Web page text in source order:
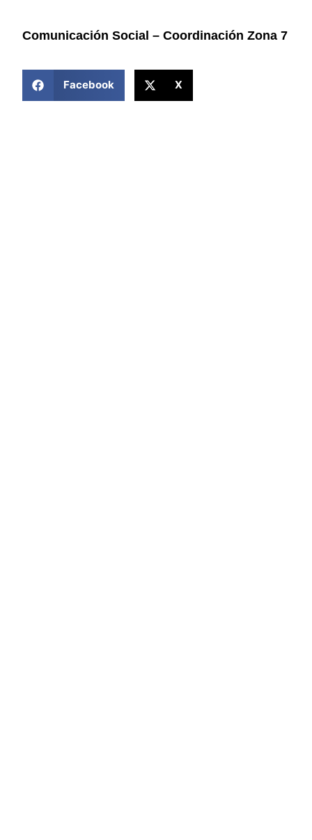
Comunicación Social – Coordinación Zona 7
Facebook X